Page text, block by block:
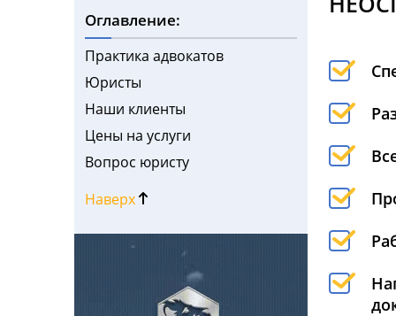
Оглавление:
Практика адвокатов
Юристы
Наши клиенты
Цены на услуги
Вопрос юристу
Наверх